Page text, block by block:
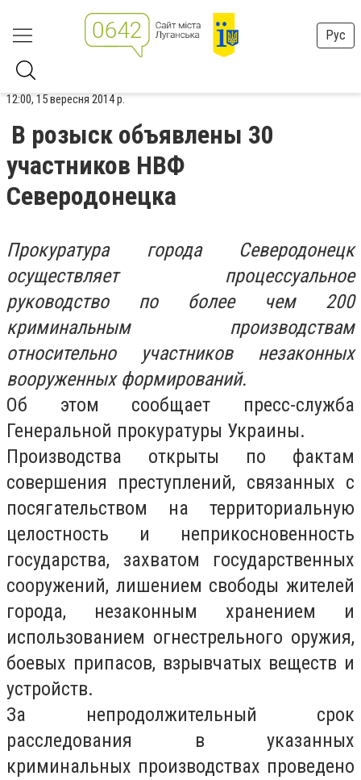
Рус
12:00, 15 вересня 2014 р.
В розыск объявлены 30
участников НВФ
Северодонецка
Прокуратура города Северодонецк
осуществляет процессуальное
руководство по более чем 200
криминальным производствам
относительно участников незаконных
вооруженных формирований.
Об этом сообщает пресс-служба
Генеральной прокуратуры Украины.
Производства открыты по фактам
совершения преступлений, связанных с
посягательством на территориальную
целостность и неприкосновенность
государства, захватом государственных
сооружений, лишением свободы жителей
города, незаконным хранением и
использованием огнестрельного оружия,
боевых припасов, взрывчатых веществ и
устройств.
За непродолжительный срок
расследования в указанных
криминальных производствах проведено